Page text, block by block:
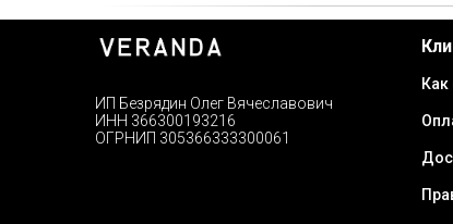
ИП Безрядин Олег Вячеславович
ИНН 366300193216
ОГРНИП 305366333300061
Как